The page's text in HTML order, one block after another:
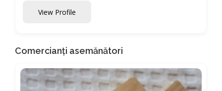
View Profile
Comercianți asemănători